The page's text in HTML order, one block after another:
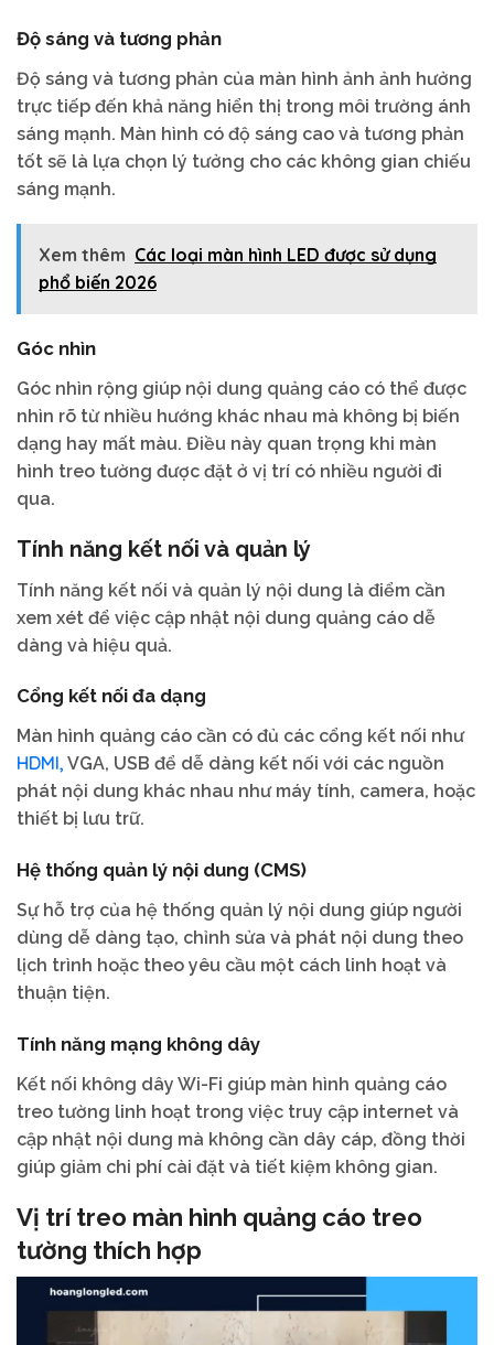
Độ sáng và tương phản
Độ sáng và tương phản của màn hình ảnh ảnh hưởng
trực tiếp đến khả năng hiển thị trong môi trường ánh
sáng mạnh. Màn hình có độ sáng cao và tương phản
tốt sẽ là lựa chọn lý tưởng cho các không gian chiếu
sáng mạnh.
Xem thêm Các loại màn hình LED được sử dụng
phổ biến 2026
Góc nhìn
Góc nhìn rộng giúp nội dung quảng cáo có thể được
nhìn rõ từ nhiều hướng khác nhau mà không bị biến
dạng hay mất màu. Điều này quan trọng khi màn
hình treo tường được đặt ở vị trí có nhiều người đi
qua.
Tính năng kết nối và quản lý
Tính năng kết nối và quản lý nội dung là điểm cần
xem xét để việc cập nhật nội dung quảng cáo dễ
dàng và hiệu quả.
Cổng kết nối đa dạng
Màn hình quảng cáo cần có đủ các cổng kết nối như
HDMI, VGA, USB để dễ dàng kết nối với các nguồn
phát nội dung khác nhau như máy tính, camera, hoặc
thiết bị lưu trữ.
Hệ thống quản lý nội dung (CMS)
Sự hỗ trợ của hệ thống quản lý nội dung giúp người
dùng dễ dàng tạo, chỉnh sửa và phát nội dung theo
lịch trình hoặc theo yêu cầu một cách linh hoạt và
thuận tiện.
Tính năng mạng không dây
Kết nối không dây Wi-Fi giúp màn hình quảng cáo
treo tường linh hoạt trong việc truy cập internet và
cập nhật nội dung mà không cần dây cáp, đồng thời
giúp giảm chi phí cài đặt và tiết kiệm không gian.
Vị trí treo màn hình quảng cáo treo
tường thích hợp